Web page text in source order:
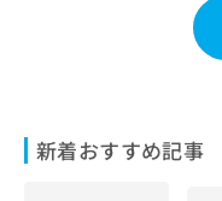
新着おすすめ記事